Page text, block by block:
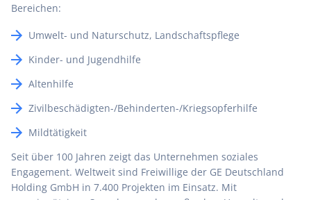
Bereichen:
Umwelt- und Naturschutz, Landschaftspflege
Kinder- und Jugendhilfe
Altenhilfe
Zivilbeschädigten-/Behinderten-/Kriegsopferhilfe
Mildtätigkeit
Seit über 100 Jahren zeigt das Unternehmen soziales
Engagement. Weltweit sind Freiwillige der GE Deutschland
Holding GmbH in 7.400 Projekten im Einsatz. Mit